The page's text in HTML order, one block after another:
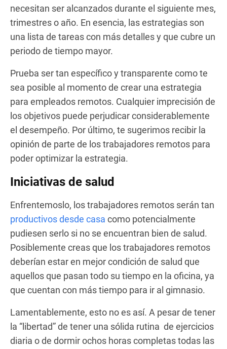
necesitan ser alcanzados durante el siguiente mes,
trimestres o año. En esencia, las estrategias son
una lista de tareas con más detalles y que cubre un
periodo de tiempo mayor.
Prueba ser tan específico y transparente como te
sea posible al momento de crear una estrategia
para empleados remotos. Cualquier imprecisión de
los objetivos puede perjudicar considerablemente
el desempeño. Por último, te sugerimos recibir la
opinión de parte de los trabajadores remotos para
poder optimizar la estrategia.
Iniciativas de salud
Enfrentemoslo, los trabajadores remotos serán tan
productivos desde casa como potencialmente
pudiesen serlo si no se encuentran bien de salud.
Posiblemente creas que los trabajadores remotos
deberían estar en mejor condición de salud que
aquellos que pasan todo su tiempo en la oficina, ya
que cuentan con más tiempo para ir al gimnasio.
Lamentablemente, esto no es así. A pesar de tener
la “libertad” de tener una sólida rutina de ejercicios
diaria o de dormir ochos horas completas todas las